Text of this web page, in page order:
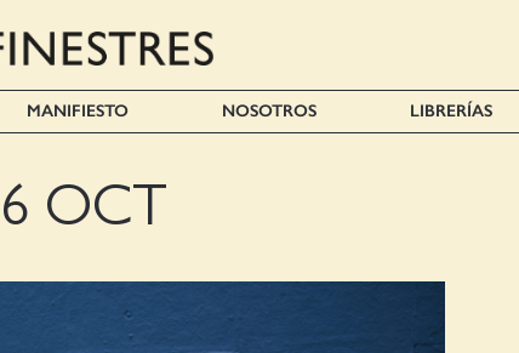
MANIFIESTO NOSOTROS LIBRERÍAS
16 OCT